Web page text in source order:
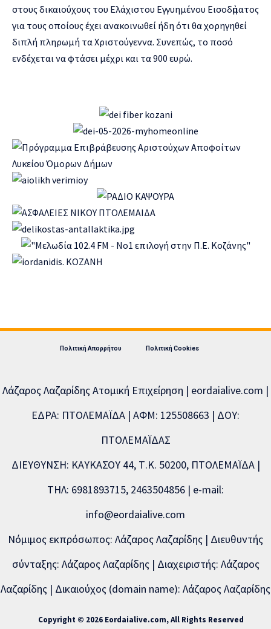
στους δικαιούχους του Ελάχιστου Εγγυημένου Εισοδἠματος
για τους οποίους έχει ανακοινωθεί ήδη ότι θα χορηγηθεί
διπλή πληρωμή τα Χριστούγεννα. Συνεπώς, το ποσό
ενδέχεται να φτάσει μέχρι και τα 900 ευρώ.
Πολιτική Απορρήτου Πολιτική Cookies
Λάζαρος Λαζαρίδης Ατομική Επιχείρηση | eordaialive.com |
ΕΔΡΑ: ΠΤΟΛΕΜΑΪΔΑ | ΑΦΜ: 125508663 | ΔΟΥ:
ΠΤΟΛΕΜΑΪΔΑΣ
ΔΙΕΥΘΥΝΣΗ: ΚΑΥΚΑΣΟΥ 44, Τ.Κ. 50200, ΠΤΟΛΕΜΑΪΔΑ |
ΤΗΛ: 6981893715, 2463504856 | e-mail:
info@eordaialive.com
Νόμιμος εκπρόσωπος: Λάζαρος Λαζαρίδης | Διευθυντής
σύνταξης: Λάζαρος Λαζαρίδης | Διαχειριστής: Λάζαρος
Λαζαρίδης | Δικαιούχος (domain name): Λάζαρος Λαζαρίδης
Copyright © 2026 Eordaialive.com, All Rights Reserved